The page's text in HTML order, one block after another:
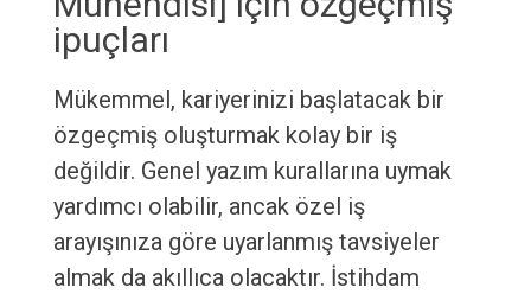
ipuçları
Mükemmel, kariyerinizi başlatacak bir
özgeçmiş oluşturmak kolay bir iş
değildir. Genel yazım kurallarına uymak
yardımcı olabilir, ancak özel iş
arayışınıza göre uyarlanmış tavsiyeler
almak da akıllıca olacaktır. İstihdam